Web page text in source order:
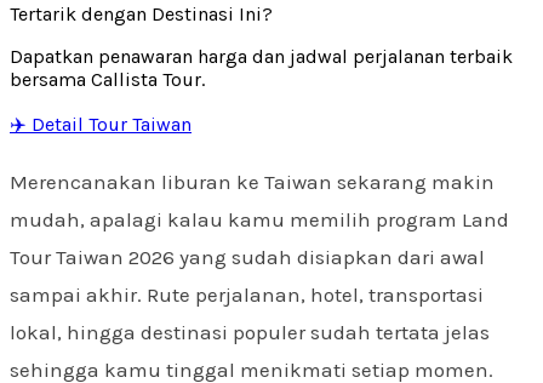
Tertarik dengan Destinasi Ini?
Dapatkan penawaran harga dan jadwal perjalanan terbaik
bersama Callista Tour.
✈️ Detail Tour Taiwan
Merencanakan liburan ke Taiwan sekarang makin
mudah, apalagi kalau kamu memilih program Land
Tour Taiwan 2026 yang sudah disiapkan dari awal
sampai akhir. Rute perjalanan, hotel, transportasi
lokal, hingga destinasi populer sudah tertata jelas
sehingga kamu tinggal menikmati setiap momen.